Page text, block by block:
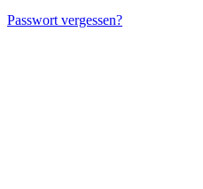
Passwort vergessen?